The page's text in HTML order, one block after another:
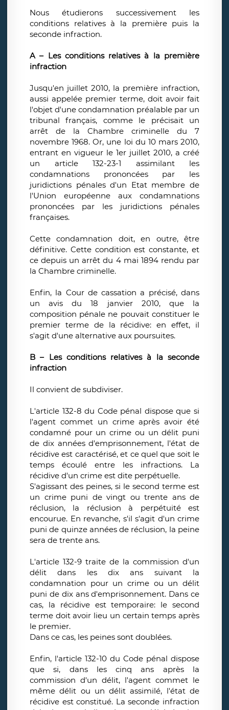
Nous étudierons successivement les
conditions relatives à la première puis la
seconde infraction.
A – Les conditions relatives à la première
infraction
Jusqu'en juillet 2010, la première infraction,
aussi appelée premier terme, doit avoir fait
l'objet d'une condamnation préalable par un
tribunal français, comme le précisait un
arrêt de la Chambre criminelle du 7
novembre 1968. Or, une loi du 10 mars 2010,
entrant en vigueur le 1er juillet 2010, a créé
un article 132-23-1 assimilant les
condamnations prononcées par les
juridictions pénales d'un Etat membre de
l'Union européenne aux condamnations
prononcées par les juridictions pénales
françaises.
Cette condamnation doit, en outre, être
définitive. Cette condition est constante, et
ce depuis un arrêt du 4 mai 1894 rendu par
la Chambre criminelle.
Enfin, la Cour de cassation a précisé, dans
un avis du 18 janvier 2010, que la
composition pénale ne pouvait constituer le
premier terme de la récidive: en effet, il
s'agit d'une alternative aux poursuites.
B – Les conditions relatives à la seconde
infraction
Il convient de subdiviser.
L'article 132-8 du Code pénal dispose que si
l'agent commet un crime après avoir été
condamné pour un crime ou un délit puni
de dix années d'emprisonnement, l'état de
récidive est caractérisé, et ce quel que soit le
temps écoulé entre les infractions. La
récidive d'un crime est dite perpétuelle.
S'agissant des peines, si le second terme est
un crime puni de vingt ou trente ans de
réclusion, la réclusion à perpétuité est
encourue. En revanche, s'il s'agit d'un crime
puni de quinze années de réclusion, la peine
sera de trente ans.
L'article 132-9 traite de la commission d'un
délit dans les dix ans suivant la
condamnation pour un crime ou un délit
puni de dix ans d'emprisonnement. Dans ce
cas, la récidive est temporaire: le second
terme doit avoir lieu un certain temps après
le premier.
Dans ce cas, les peines sont doublées.
Enfin, l'article 132-10 du Code pénal dispose
que si, dans les cinq ans après la
commission d'un délit, l'agent commet le
même délit ou un délit assimilé, l'état de
récidive est constitué. La seconde infraction